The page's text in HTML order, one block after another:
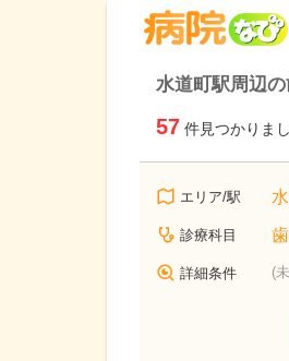
水道町駅周辺
57 件見つかりま
エリア/駅
診療科目
詳細条件 (